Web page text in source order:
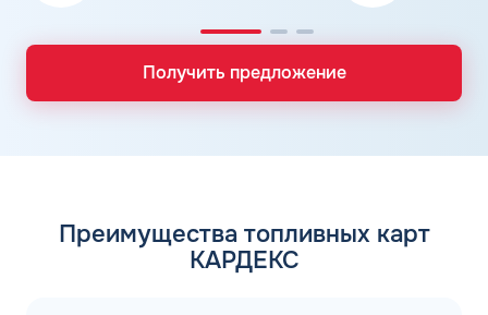
Получить предложение
Преимущества топливных карт
КАРДЕКС